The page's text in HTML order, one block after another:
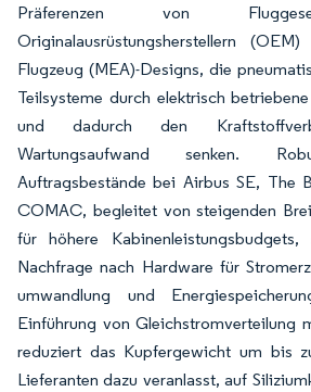
Präferenzen von
Originalausrüstungsherstellern
Flugzeug (MEA)-Designs, die
Teilsysteme durch elektrisch
und dadurch den
Wartungsaufwand senken.
Auftragsbestände bei Airbus SE, The
COMAC, begleitet von steigenden
für höhere
Nachfrage nach Hardware für
umwandlung und
Einführung von Gleichstromverteilung
reduziert das Kupfergewicht um bis
Lieferanten dazu veranlasst, auf